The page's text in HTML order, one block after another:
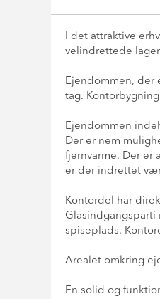
I det attraktive
velindrettede
Ejendommen, der
tag.
Ejendommen
Der er nem
fjernvarme. Der er
er der indrettet
Kontordel har
spiseplads.
Arealet omkring
En solid og